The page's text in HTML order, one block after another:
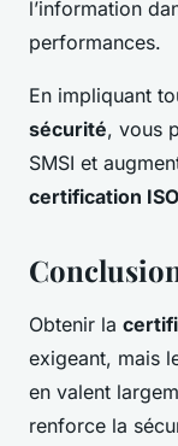
l’information
performances.
En impliquant
sécurité, vous
SMSI et
certification
Obtenir la
exigeant, mais
en valent
renforce la